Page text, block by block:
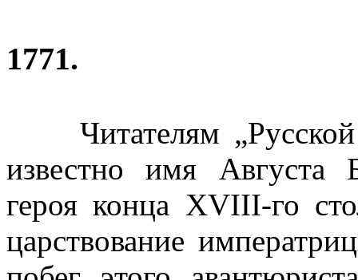
1771.
Читателям
известно имя Августа
героя конца ХVІІІ-го
царствование